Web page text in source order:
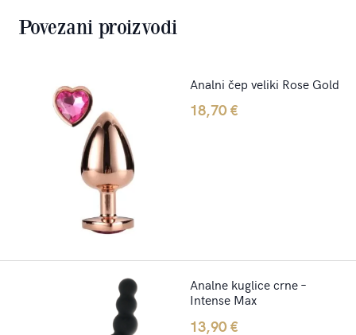
Povezani proizvodi
Analni čep veliki Rose Gold
18,70€
Analne kuglice crne –
Intense Max
13,90€